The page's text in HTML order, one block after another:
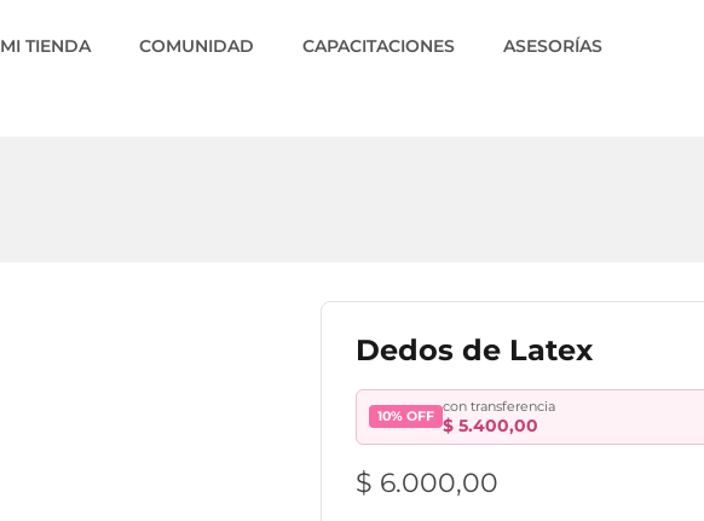
MI TIENDA COMUNIDAD CAPACITACIONES ASESORÍAS
Dedos de Latex
10% OFF
con transferencia
$ 5.400,00
$ 6.000,00